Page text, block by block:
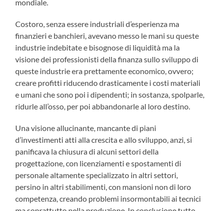
mondiale.
Costoro, senza essere industriali d’esperienza ma
finanzieri e banchieri, avevano messo le mani su queste
industrie indebitate e bisognose di liquidità ma la
visione dei professionisti della finanza sullo sviluppo di
queste industrie era prettamente economico, ovvero;
creare profitti riducendo drasticamente i costi materiali
e umani che sono poi i dipendenti; in sostanza, spolparle,
ridurle all’osso, per poi abbandonarle al loro destino.
Una visione allucinante, mancante di piani
d’investimenti atti alla crescita e allo sviluppo, anzi, si
panificava la chiusura di alcuni settori della
progettazione, con licenziamenti e spostamenti di
personale altamente specializzato in altri settori,
persino in altri stabilimenti, con mansioni non di loro
competenza, creando problemi insormontabili ai tecnici